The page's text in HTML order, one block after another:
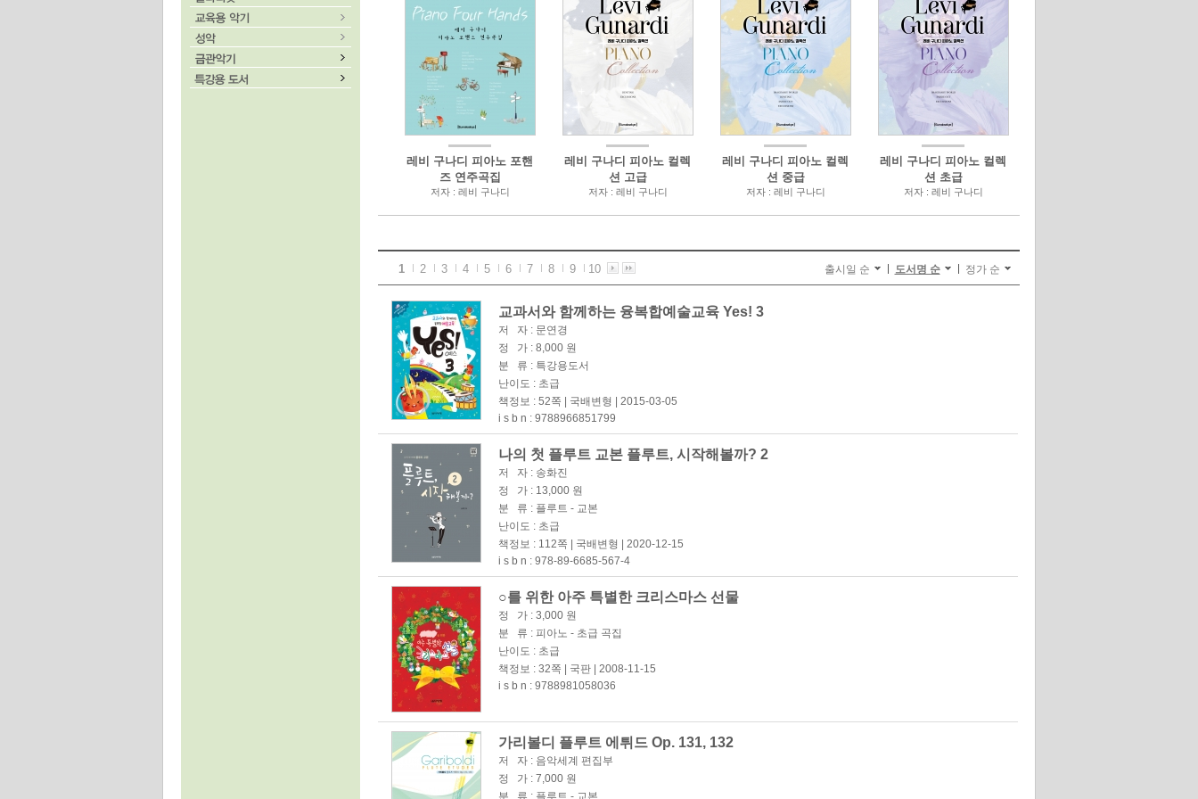
레비 구나디 피아노 포핸
즈 연주곡집
저자 : 레비 구나디
레비 구나디 피아노 컬렉
션 고급
저자 : 레비 구나디
레비 구나디 피아노 컬렉
션 중급
저자 : 레비 구나디
레비 구나디 피아노 컬렉
션 초급
저자 : 레비 구나디
1 2 3 4 5 6 7 8 9 10 출시일 순 도서명 순 정가 순
교과서와 함께하는 융복합예술교육 Yes! 3
저 자 : 문연경
정 가 : 8,000 원
분 류 : 특강용도서
난이도 : 초급
책정보 : 52쪽 | 국배변형 | 2015-03-05
i s b n : 9788966851799
나의 첫 플루트 교본 플루트, 시작해볼까? 2
저 자 : 송화진
정 가 : 13,000 원
분 류 : 플루트 - 교본
난이도 : 초급
책정보 : 112쪽 | 국배변형 | 2020-12-15
i s b n : 978-89-6685-567-4
○를 위한 아주 특별한 크리스마스 선물
정 가 : 3,000 원
분 류 : 피아노 - 초급 곡집
난이도 : 초급
책정보 : 32쪽 | 국판 | 2008-11-15
i s b n : 9788981058036
가리볼디 플루트 에튀드 Op. 131, 132
저 자 : 음악세계 편집부
정 가 : 7,000 원
분 류 : 플루트 - 교본